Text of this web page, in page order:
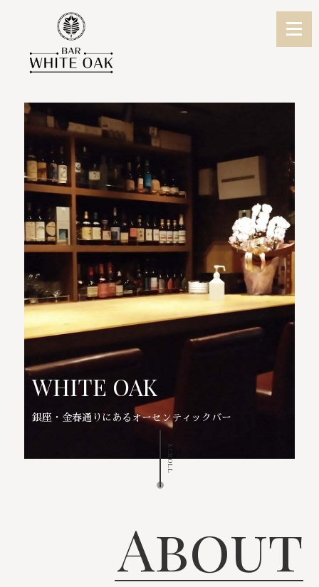
WHITE OAK
銀座・金春通りにあるオーセンティックバー
Scroll
About